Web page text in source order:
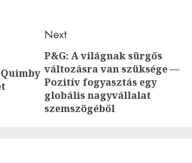
Previous
post:
Next
Next
post:
P&G: A világnak sürgős
változásra van szüksége —
Pozitív fogyasztás egy
globális nagyvállalat
szemszögéből